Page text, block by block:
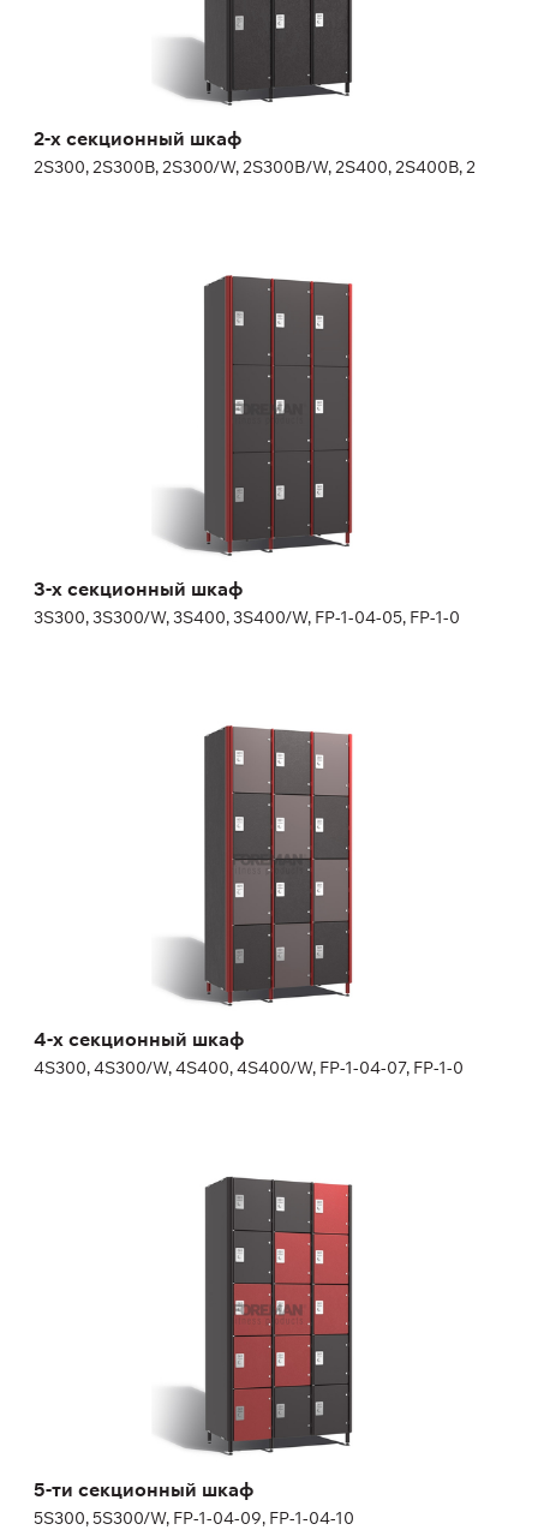
2-х секционный шкаф
2S300, 2S300B, 2S300/W, 2S300B/W, 2S400, 2S400B, 2
30 (40) см
3-х секционный шкаф
3S300, 3S300/W, 3S400, 3S400/W, FP-1-04-05, FP-1-0
3-х секционный шкаф
3S300, 3S300/W, 3S400, 3S400/W, FP-1-04-05, FP-1-0
замок на выбор, номерок входит в стоимость замка
стоимость изделия, могут потребоваться дополнительные
материалы для адаптации, уточняйте у менеджера)
180 (+20) см
30 (40) см
4-х секционный шкаф
4S300, 4S300/W, 4S400, 4S400/W, FP-1-04-07, FP-1-0
4-х секционный шкаф
4S300, 4S300/W, 4S400, 4S400/W, FP-1-04-07, FP-1-0
декоративная торцевая панель в цвет дверей
замок на выбор, номерок входит в стоимость замка
(определенные виды замков и номерков не включены в
стоимость изделия, могут потребоваться дополнительные
материалы для адаптации, уточняйте у менеджера)
180 (+20) см
30 (40) см
5-ти секционный шкаф
5S300, 5S300/W, FP-1-04-09, FP-1-04-10
5-ти секционный шкаф
5S300, 5S300/W, FP-1-04-09, FP-1-04-10
декоративная торцевая панель в цвет дверей
замок на выбор, номерок входит в стоимость замка
(определенные виды замков и номерков не включены в
стоимость изделия, могут потребоваться дополнительные
материалы для адаптации, уточняйте у менеджера)
180 (+20) см
30 см